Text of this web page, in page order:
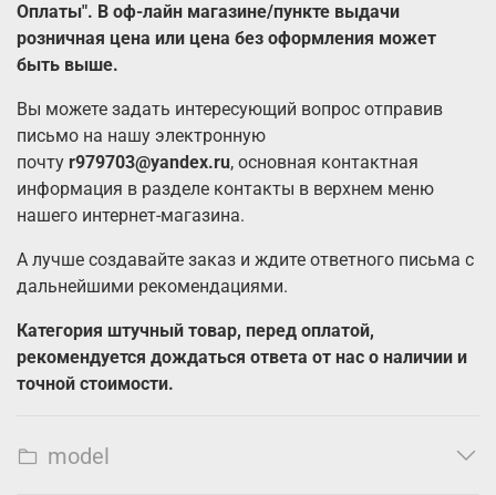
Оплаты". В оф-лайн магазине/пункте выдачи
розничная цена или цена без оформления может
быть выше.
Вы можете задать интересующий вопрос отправив
письмо на нашу электронную
почту r979703@yandex.ru, основная контактная
информация в разделе контакты в верхнем меню
нашего интернет-магазина.
А лучше создавайте заказ и ждите ответного письма с
дальнейшими рекомендациями.
Категория штучный товар, перед оплатой,
рекомендуется дождаться ответа от нас о наличии и
точной стоимости.
model